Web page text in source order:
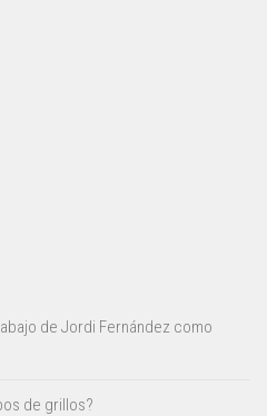
de Jordi Fernández como
de grillos?